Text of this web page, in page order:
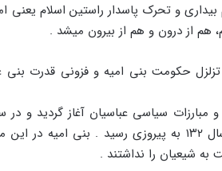
و تحرک پاسدار راستین اسلام یعنی
هم از درون و هم از بیرون میشد .
تزلزل حکومت بنی امیه و فزونی قدرت
عملیات نظامی‌گردید و سرانجام در سال ۱۳۲ به پیروزی
به شیعیان را نداشتند .